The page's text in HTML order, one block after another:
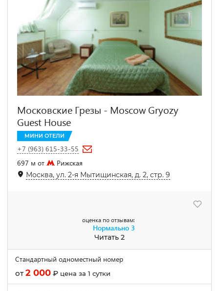
Московские Грезы - Moscow Gryozy
Guest House
МИНИ ОТЕЛИ
+7 (963) 615-33-55
697 м от
Рижская
Москва, ул. 2-я Мытищинская, д. 2, стр. 9
оценка по отзывам:
Нормально 3
Читать 2
Стандартный одноместный номер
от2 000 ₽ цена за 1 сутки